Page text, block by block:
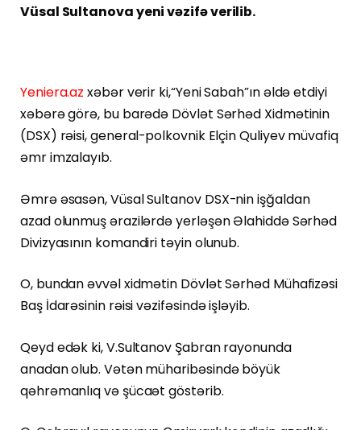
Vüsal Sultanova yeni vəzifə verilib.
Yeniera.az xəbər verir ki,“Yeni Sabah”ın əldə etdiyi
xəbərə görə, bu barədə Dövlət Sərhəd Xidmətinin
(DSX) rəisi, general-polkovnik Elçin Quliyev müvafiq
əmr imzalayıb.
Əmrə əsasən, Vüsal Sultanov DSX-nin işğaldan
azad olunmuş ərazilərdə yerləşən Əlahiddə Sərhəd
Divizyasının komandiri təyin olunub.
O, bundan əvvəl xidmətin Dövlət Sərhəd Mühafizəsi
Baş İdarəsinin rəisi vəzifəsində işləyib.
Qeyd edək ki, V.Sultanov Şabran rayonunda
anadan olub. Vətən müharibəsində böyük
qəhrəmanlıq və şücaət göstərib.